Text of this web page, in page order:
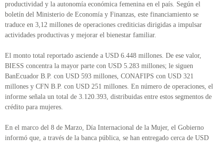
productividad y la autonomía económica femenina en el país. Según el
boletín del Ministerio de Economía y Finanzas, este financiamiento se
traduce en 3,12 millones de operaciones crediticias dirigidas a impulsar
actividades productivas y mejorar el bienestar familiar.
El monto total reportado asciende a USD 6.448 millones. De ese valor,
BIESS concentra la mayor parte con USD 5.283 millones; le siguen
BanEcuador B.P. con USD 593 millones, CONAFIPS con USD 321
millones y CFN B.P. con USD 251 millones. En número de operaciones, el
informe señala un total de 3.120.393, distribuidas entre estos segmentos de
crédito para mujeres.
En el marco del 8 de Marzo, Día Internacional de la Mujer, el Gobierno
informó que, a través de la banca pública, se han entregado cerca de USD